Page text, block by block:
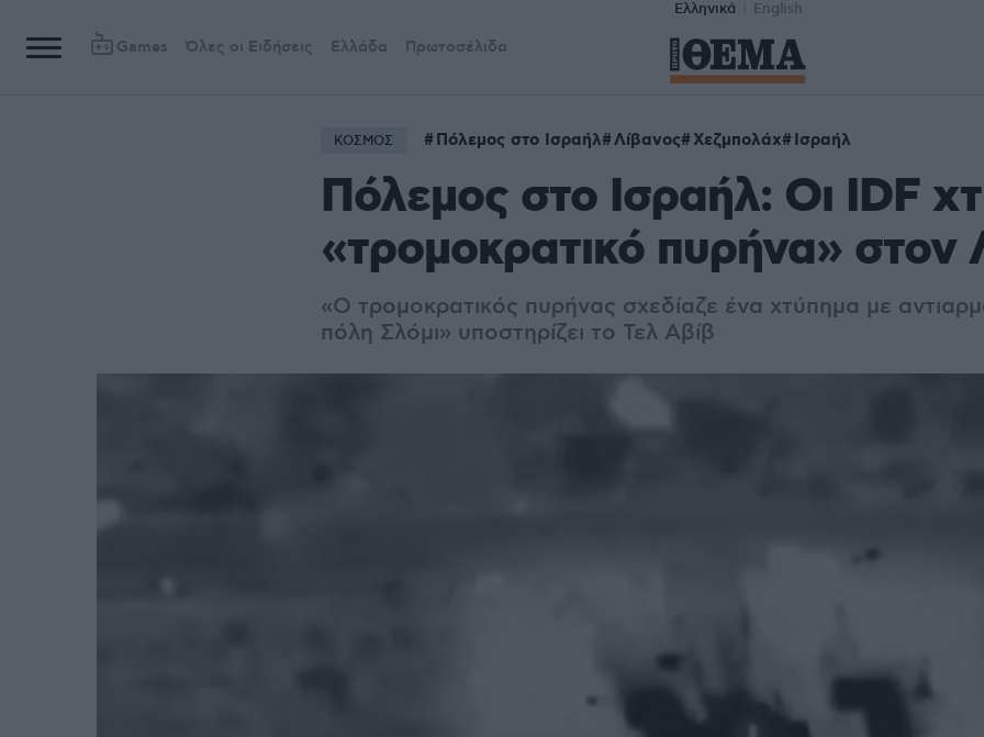
Ελληνικά English
Games Όλες οι Ειδήσεις Ελλάδα Πρωτοσέλιδα
ΚΟΣΜΟΣ Πόλεμος στο Ισραήλ Λίβανος Χεζμπολάχ Ισραήλ
Πόλεμος στο Ισραήλ: Οι IDF
«τρομοκρατικό πυρήνα» στον
«Ο τρομοκρατικός πυρήνας σχεδίαζε ένα χτύπημα με
πόλη Σλόμι» υποστηρίζει το Τελ Αβίβ